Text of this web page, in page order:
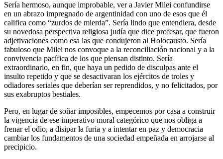
Sería hermoso, aunque improbable, ver a Javier Milei confundirse
en un abrazo impregnado de argentinidad con uno de esos que él
califica como “zurdos de mierda”. Sería lindo que entendiera, desde
su novedosa perspectiva religiosa judía que dice profesar, que fueron
adjetivaciones como esa las que condujeron al Holocausto. Sería
fabuloso que Milei nos convoque a la reconciliación nacional y a la
convivencia pacífica de los que piensan distinto. Sería
extraordinario, en fin, que haya un pedido de disculpas ante el
insulto repetido y que se desactivaran los ejércitos de troles y
odiadores seriales que deberían ser reprendidos, y no felicitados, por
sus exabruptos bestiales.
Pero, en lugar de soñar imposibles, empecemos por casa a construir
la vigencia de ese imperativo moral categórico que nos obliga a
frenar el odio, a disipar la furia y a intentar en paz y democracia
cambiar los fundamentos de una sociedad empeñada en arrojarse al
precipicio.